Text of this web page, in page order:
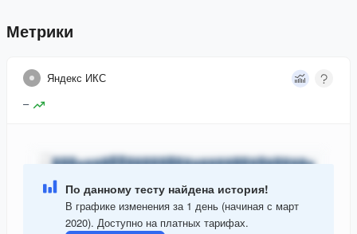
Метрики
Яндекс ИКС
–
По данному тесту найдена история!
В графике изменения за 1 день (начиная с март
2020). Доступно на платных тарифах.